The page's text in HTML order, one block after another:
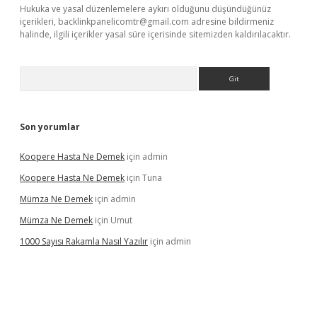
Hukuka ve yasal düzenlemelere aykırı olduğunu düşündüğünüz
içerikleri, backlinkpanelicomtr@gmail.com adresine bildirmeniz
halinde, ilgili içerikler yasal süre içerisinde sitemizden kaldırılacaktır.
Son yorumlar
Koopere Hasta Ne Demek için admin
Koopere Hasta Ne Demek için Tuna
Mümza Ne Demek için admin
Mümza Ne Demek için Umut
1000 Sayısı Rakamla Nasıl Yazılır için admin